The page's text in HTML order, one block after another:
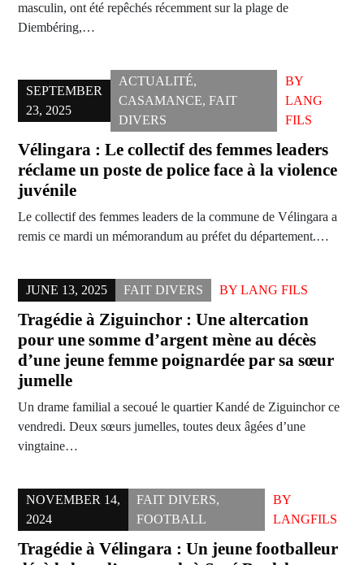
masculin, ont été repêchés récemment sur la plage de
Diembéring,…
SEPTEMBER
23, 2025
ACTUALITÉ,
CASAMANCE, FAIT
DIVERS
BY
LANG
FILS
Vélingara : Le collectif des femmes leaders
réclame un poste de police face à la violence
juvénile
Le collectif des femmes leaders de la commune de Vélingara a
remis ce mardi un mémorandum au préfet du département.…
JUNE 13, 2025 FAIT DIVERS BY LANG FILS
Tragédie à Ziguinchor : Une altercation
pour une somme d’argent mène au décès
d’une jeune femme poignardée par sa sœur
jumelle
Un drame familial a secoué le quartier Kandé de Ziguinchor ce
vendredi. Deux sœurs jumelles, toutes deux âgées d’une
vingtaine…
NOVEMBER 14,
2024
FAIT DIVERS,
FOOTBALL
BY
LANGFILS
Tragédie à Vélingara : Un jeune footballeur